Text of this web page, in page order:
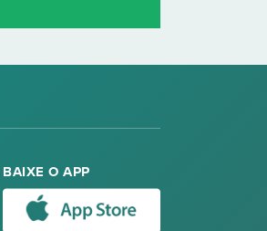
BAIXE O APP